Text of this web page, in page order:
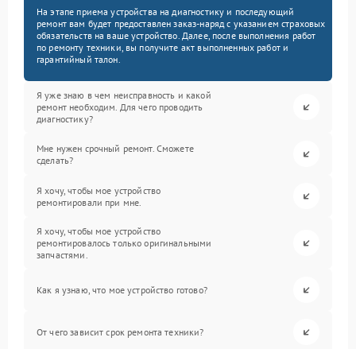
На этапе приема устройства на диагностику и последующий
ремонт вам будет предоставлен заказ-наряд с указанием страховых
обязательств на ваше устройство. Далее, после выполнения работ
по ремонту техники, вы получите акт выполненных работ и
гарантийный талон.
Я уже знаю в чем неисправность и какой
ремонт необходим. Для чего проводить
диагностику?
Мне нужен срочный ремонт. Сможете
сделать?
Я хочу, чтобы мое устройство
ремонтировали при мне.
Я хочу, чтобы мое устройство
ремонтировалось только оригинальными
запчастями.
Как я узнаю, что мое устройство готово?
От чего зависит срок ремонта техники?